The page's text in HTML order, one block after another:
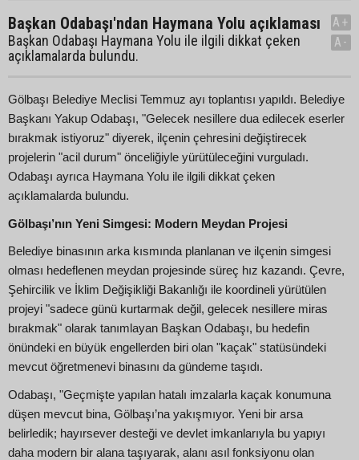
Başkan Odabaşı'ndan Haymana Yolu açıklaması
Başkan Odabaşı Haymana Yolu ile ilgili dikkat çeken
açıklamalarda bulundu.
A+
A-
Gölbaşı Belediye Meclisi Temmuz ayı toplantısı yapıldı. Belediye
Başkanı Yakup Odabaşı, "Gelecek nesillere dua edilecek eserler
bırakmak istiyoruz" diyerek, ilçenin çehresini değiştirecek
projelerin "acil durum" önceliğiyle yürütüleceğini vurguladı.
Odabaşı ayrıca Haymana Yolu ile ilgili dikkat çeken
açıklamalarda bulundu.
Gölbaşı’nın Yeni Simgesi: Modern Meydan Projesi
Belediye binasının arka kısmında planlanan ve ilçenin simgesi
olması hedeflenen meydan projesinde süreç hız kazandı. Çevre,
Şehircilik ve İklim Değişikliği Bakanlığı ile koordineli yürütülen
projeyi "sadece günü kurtarmak değil, gelecek nesillere miras
bırakmak" olarak tanımlayan Başkan Odabaşı, bu hedefin
önündeki en büyük engellerden biri olan "kaçak" statüsündeki
mevcut öğretmenevi binasını da gündeme taşıdı.
Odabaşı, "Geçmişte yapılan hatalı imzalarla kaçak konumuna
düşen mevcut bina, Gölbaşı’na yakışmıyor. Yeni bir arsa
belirledik; hayırsever desteği ve devlet imkanlarıyla bu yapıyı
daha modern bir alana taşıyarak, alanı asıl fonksiyonu olan